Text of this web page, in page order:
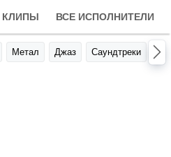
КЛИПЫ ВСЕ ИСПОЛНИТЕЛИ
Метал Джаз Саундтреки